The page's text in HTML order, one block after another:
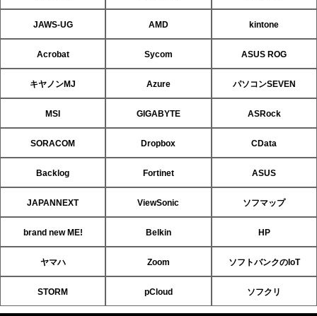
JAWS-UG AMD kintone
Acrobat Sycom ASUS ROG
キヤノンMJ Azure パソコンSEVEN
MSI GIGABYTE ASRock
SORACOM Dropbox CData
Backlog Fortinet ASUS
JAPANNEXT ViewSonic ソフマップ
brand new ME! Belkin HP
ヤマハ Zoom ソフトバンクのIoT
STORM pCloud ソフクリ